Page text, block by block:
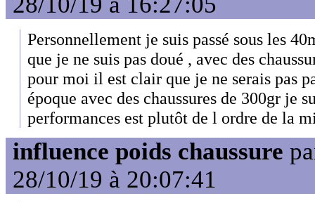
Personnellement je suis passé sous les
que je ne suis pas doué , avec des
pour moi il est clair que je ne serais pas
époque avec des chaussures de 300gr je
performances est plutôt de l ordre de la
influence poids chaussure
28/10/19 à 20:07:41